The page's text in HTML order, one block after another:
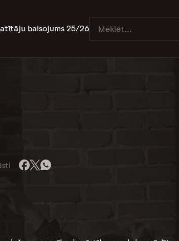
balsojums 25/26